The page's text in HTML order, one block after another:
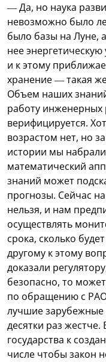
— Да, но наука
невозможно было
было базы на Луне,
нее
и к этому
хранение — такая
Объем наших
работу инженерных
верифицируется.
возрастом нет, но
истории мы
математический
знаний может
прогнозы. Сейчас
нельзя, и нам
осуществлять
срока, сколько
другому к этому
доказали
безопасно, то
по обращению с
лучшие
десятки раз
государства к
числе чтобы закон